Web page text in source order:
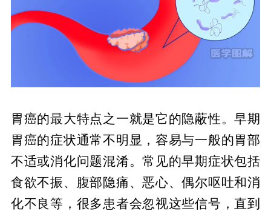
胃癌的最大特点之一就是它的隐蔽性。早期
胃癌的症状通常不明显，容易与一般的胃部
不适或消化问题混淆。常见的早期症状包括
食欲不振、腹部隐痛、恶心、偶尔呕吐和消
化不良等，很多患者会忽视这些信号，直到